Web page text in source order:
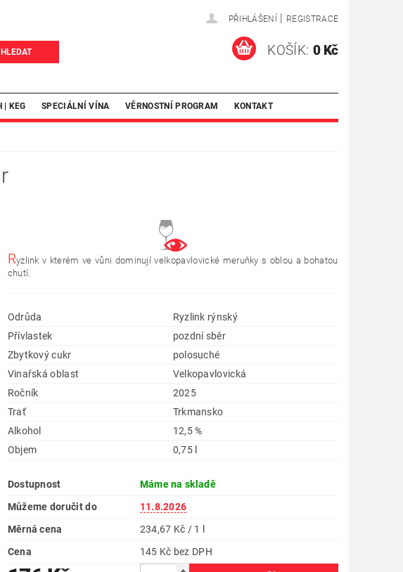
PŘIHLÁŠENÍ | REGISTRACE
KOŠÍK: 0 Kč
| KEG SPECIÁLNÍ VÍNA VĚRNOSTNÍ PROGRAM KONTAKT
Ryzlink v kterém ve vůni dominují velkopavlovické meruňky s oblou a bohatou
chutí.
Odrůda
Ryzlink rýnský
Přívlastek
pozdní sběr
Zbytkový cukr
polosuché
Vinařská oblast
Velkopavlovická
Ročník
2025
Trať
Trkmansko
Alkohol
12,5 %
Objem
0,75 l
Dostupnost
Máme na skladě
Můžeme doručit do
11.8.2026
Měrná cena
234,67 Kč / 1 l
Cena
145 Kč bez DPH